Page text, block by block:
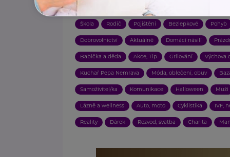
Náhradní rodič, pěstoun, hostitel
Škola Rodič Pojištění Bezlepkové Pohyb
Dobrovolnictví Aktuálně Domácí násilí
Babička a děda Akce, Tip Grilování Výchova
Kuchař Pepa Nemrava Móda, oblečení, obuv
Samoživitel/ka Komunikace Halloween Muži
Lázně a wellness Auto, moto Cyklistika IVF,
Reality Dárek Rozvod, svatba Charita